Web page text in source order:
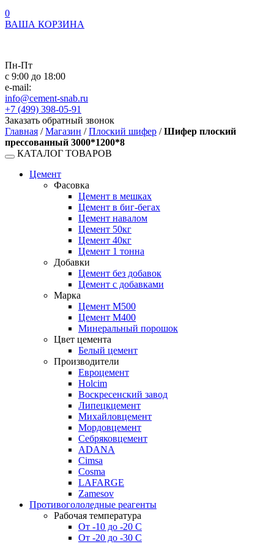
0
ВАША КОРЗИНА
Пн-Пт
с 9:00 до 18:00
e-mail:
info@cement-snab.ru
+7 (499) 398-05-91
Заказать обратный звонок
Главная /Магазин /Плоский шифер /Шифер плоский
прессованный 3000*1200*8
КАТАЛОГ ТОВАРОВ
Цемент
Фасовка
Цемент в мешках
Цемент в биг-бегах
Цемент навалом
Цемент 50кг
Цемент 40кг
Цемент 1 тонна
Добавки
Цемент без добавок
Цемент с добавками
Марка
Цемент М500
Цемент М400
Минеральный порошок
Цвет цемента
Белый цемент
Производители
Евроцемент
Holcim
Воскресенский завод
Липецкцемент
Михайловцемент
Мордовцемент
Себряковцемент
ADANA
Cimsa
Cosma
LAFARGE
Zamesov
Противогололедные реагенты
Рабочая температура
От -10 до -20 С
От -20 до -30 С